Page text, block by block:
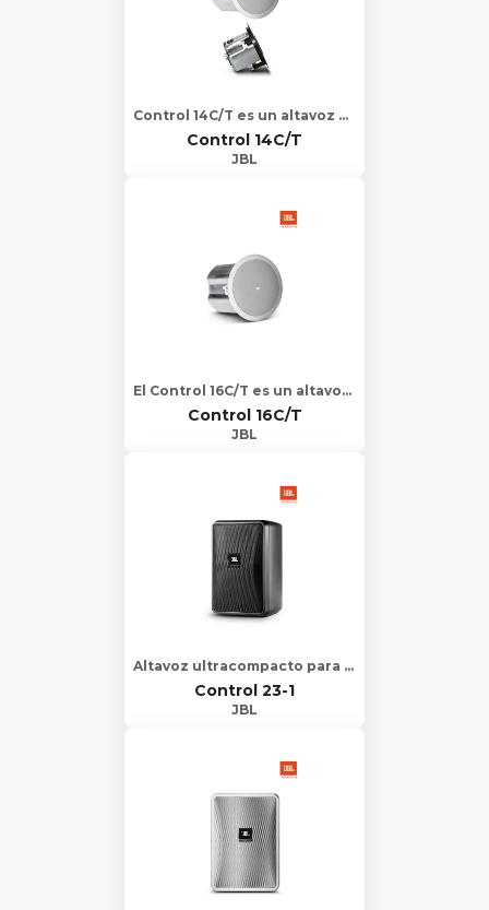
Control 14C/T es un altavoz de techo de rango completo que consta de un control…
Control 14C/T
JBL
El Control 16C/T es un altavoz de rango completo de techo que consta de una boc…
Control 16C/T
JBL
Altavoz ultracompacto para interior/exterior de fondo/primer plano.
Control 23-1
JBL